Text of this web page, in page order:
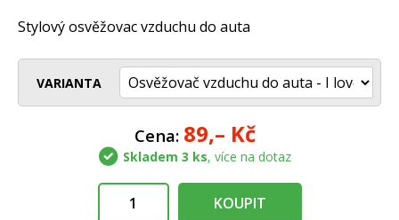
Stylový osvěžovac vzduchu do auta
VARIANTA
Cena: 89,– Kč
Skladem 3 ks, více na dotaz
KOUPIT